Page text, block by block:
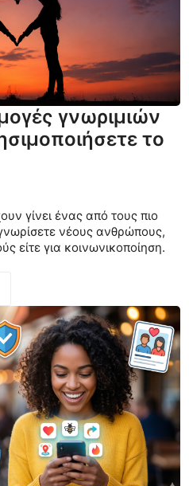
γνωριμιών
το
γίνει ένας από τους πιο
νέους ανθρώπους,
είτε για κοινωνικοποίηση.